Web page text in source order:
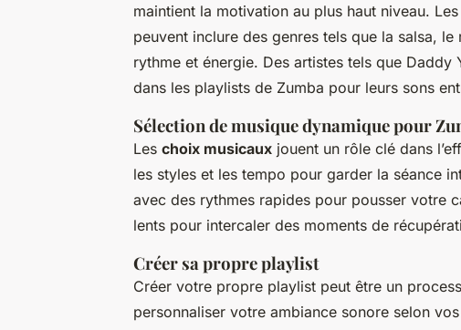
maintient la motivation au plus haut niveau. Les
peuvent inclure des genres tels que la salsa,
rythme et énergie. Des artistes tels que Daddy
dans les playlists de Zumba pour leurs sons
Sélection de musique dynamique pour
Les choix musicaux jouent un rôle clé dans
les styles et les tempo pour garder la séance
avec des rythmes rapides pour pousser votre
lents pour intercaler des moments de
Créer sa propre playlist
Créer votre propre playlist peut être un
personnaliser votre ambiance sonore selon